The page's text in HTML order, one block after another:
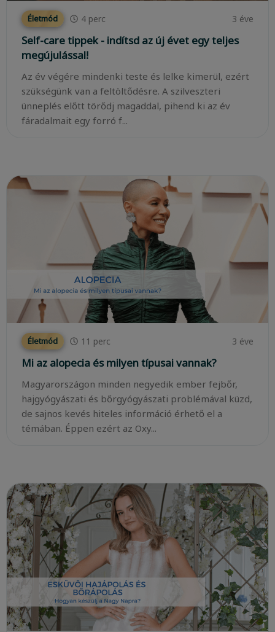
Életmód 4 perc 3 éve
Self-care tippek - indítsd az új évet egy teljes
megújulással!
Az év végére mindenki teste és lelke kimerül, ezért
szükségünk van a feltöltődésre. A szilveszteri
ünneplés előtt törődj magaddal, pihend ki az év
fáradalmait egy forró f...
Életmód 11 perc 3 éve
Mi az alopecia és milyen típusai vannak?
Magyarországon minden negyedik ember fejbőr,
hajgyógyászati és bőrgyógyászati problémával küzd,
de sajnos kevés hiteles információ érhető el a
témában. Éppen ezért az Oxy...